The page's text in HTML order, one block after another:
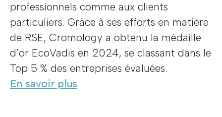
professionnels comme aux clients
particuliers. Grâce à ses efforts en matière
de RSE, Cromology a obtenu la médaille
d’or EcoVadis en 2024, se classant dans le
Top 5 % des entreprises évaluées.
En savoir plus